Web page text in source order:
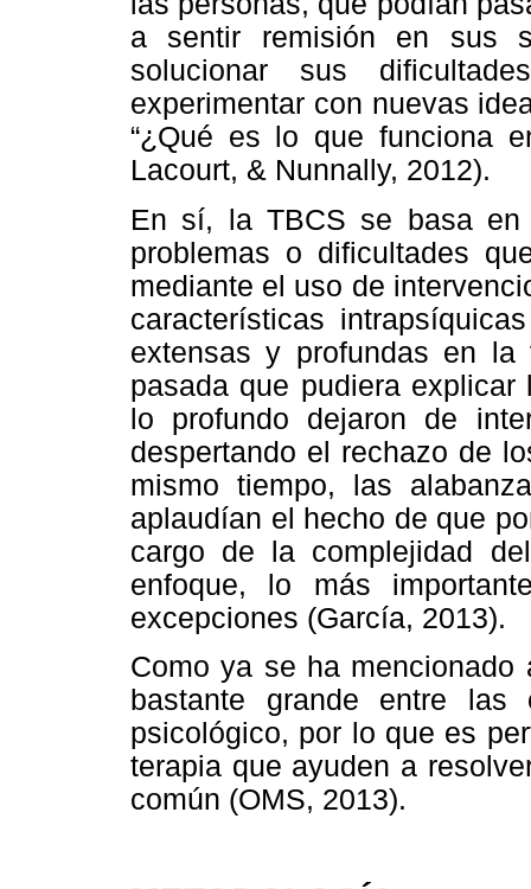
a sentir remisión en sus
solucionar sus
experimentar con nuevas
“¿Qué es lo que funciona
Lacourt, & Nunnally, 2012).
En sí, la TBCS se basa en
problemas o dificultades
mediante el uso de
características
extensas y profundas en
pasada que pudiera
lo profundo dejaron de
despertando el rechazo de
mismo tiempo, las
aplaudían el hecho de que
cargo de la complejidad
enfoque, lo más
excepciones (García, 2013).
Como ya se ha mencionado
bastante grande entre las
psicológico, por lo que es
terapia que ayuden a
común (OMS, 2013).